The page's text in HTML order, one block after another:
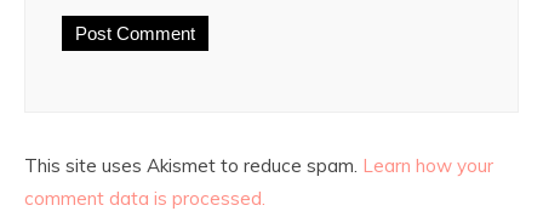
This site uses Akismet to reduce spam. Learn how your
comment data is processed.